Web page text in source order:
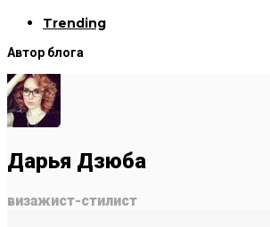
Trending
Автор блога
Дарья Дзюба
визажист-стилист